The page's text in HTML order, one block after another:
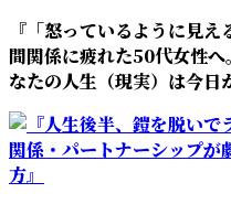
コ
ン
テ
ン
ツ
へ
ス
ナ
ビ
ゲ
ー
シ
ョ
ン
『「怒っているように見
間関係に疲れた50代女性
なたの人生（現実）は今日